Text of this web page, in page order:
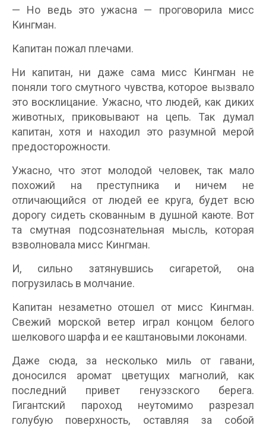
— Но ведь это ужасна — проговорила мисс
Кингман.
Капитан пожал плечами.
Ни капитан, ни даже сама мисс Кингман не
поняли того смутного чувства, которое вызвало
это восклицание. Ужасно, что людей, как диких
животных, приковывают на цепь. Так думал
капитан, хотя и находил это разумной мерой
предосторожности.
Ужасно, что этот молодой человек, так мало
похожий на преступника и ничем не
отличающийся от людей ее круга, будет всю
дорогу сидеть скованным в душной каюте. Вот
та смутная подсознательная мысль, которая
взволновала мисс Кингман.
И, сильно затянувшись сигаретой, она
погрузилась в молчание.
Капитан незаметно отошел от мисс Кингман.
Свежий морской ветер играл концом белого
шелкового шарфа и ее каштановыми локонами.
Даже сюда, за несколько миль от гавани,
доносился аромат цветущих магнолий, как
последний привет генуэзского берега.
Гигантский пароход неутомимо разрезал
голубую поверхность, оставляя за собой